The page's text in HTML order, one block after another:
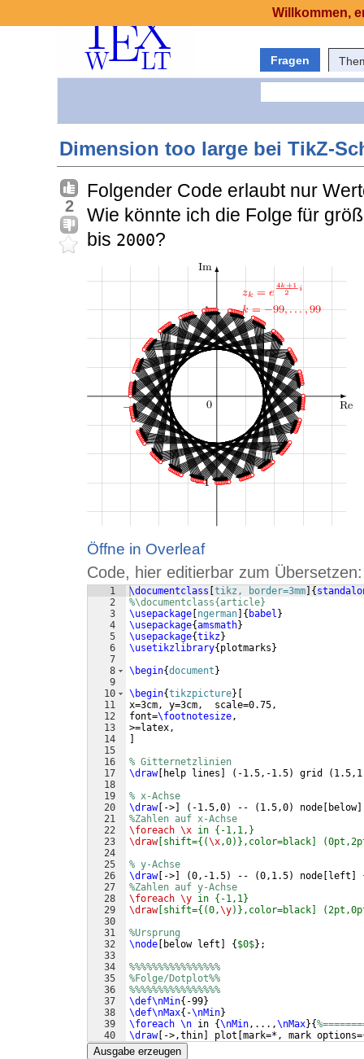
Fragen
Dimension too large bei TikZ-
2
Folgender Code erlaubt nur
Wie könnte ich die Folge für
bis 2000?
Öffne in Overleaf
Code, hier editierbar zum Übersetzen:
1
2
3
4
5
6
7
8
9
10
11
12
13
14
15
16
17
18
19
20
21
22
23
24
25
26
27
28
29
30
31
32
33
34
35
36
37
38
39
40
41
\documentclass tikz, border=3mm {
%\documentclass{article}
\usepackage ngerman { babel }
\usepackage{amsmath}
\usepackage{tikz}
\usetikzlibrary{ plotmarks }
\begin{document }
\begin{tikzpicture}
x=3cm, y=3cm,  scale=0.75,
font=\footnotesize,
>=latex,
% Gitternetzlinien
\draw[ help lines ( -1.5,-1.5) grid (
% x-Achse
\draw[ -> ( -1.5,0) -- ( 1.5,0) node below]
%Zahlen auf x-Achse
\foreach \x in {-1,1,}
\draw[shift={(\x,0)},color=black]
% y-Achse
\draw[ -> (0,-1.5) -- (0,1.5) node left
%Zahlen auf y-Achse
\foreach \y in {-1,1}
\draw[shift={(0,\y)},color=black]
%Ursprung
\node
below left { $0$} ;
%%%%%%%%%%%%%%%%
%Folge/Dotplot%%
%%%%%%%%%%%%%%%%
\def\nMin{ -99}
\def\nMax{ -\nMin}
\foreach \n in {\nMin,...,\nMax}{
\draw[ ->,thin plot mark=*, mark options=
coordinates
Ausgabe erzeugen
Willkommen,